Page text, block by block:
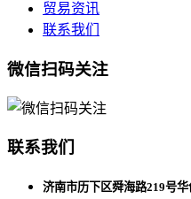
贸易资讯
联系我们
微信扫码关注
联系我们
济南市历下区舜海路219号